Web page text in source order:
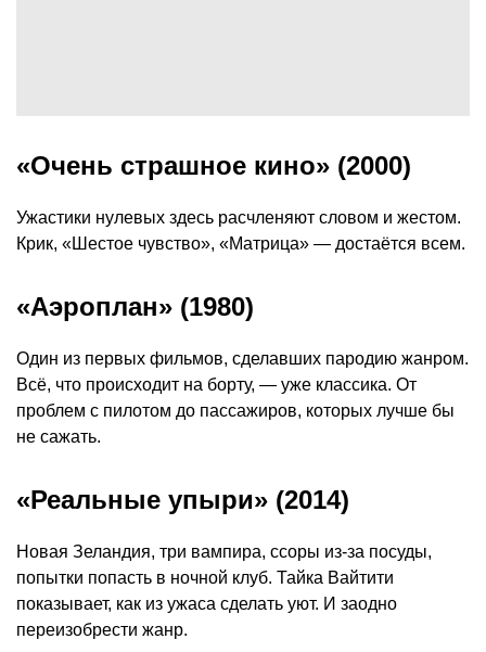
«Очень страшное кино» (2000)
Ужастики нулевых здесь расчленяют словом и жестом.
Крик, «Шестое чувство», «Матрица» — достаётся всем.
«Аэроплан» (1980)
Один из первых фильмов, сделавших пародию жанром.
Всё, что происходит на борту, — уже классика. От
проблем с пилотом до пассажиров, которых лучше бы
не сажать.
«Реальные упыри» (2014)
Новая Зеландия, три вампира, ссоры из-за посуды,
попытки попасть в ночной клуб. Тайка Вайтити
показывает, как из ужаса сделать уют. И заодно
переизобрести жанр.